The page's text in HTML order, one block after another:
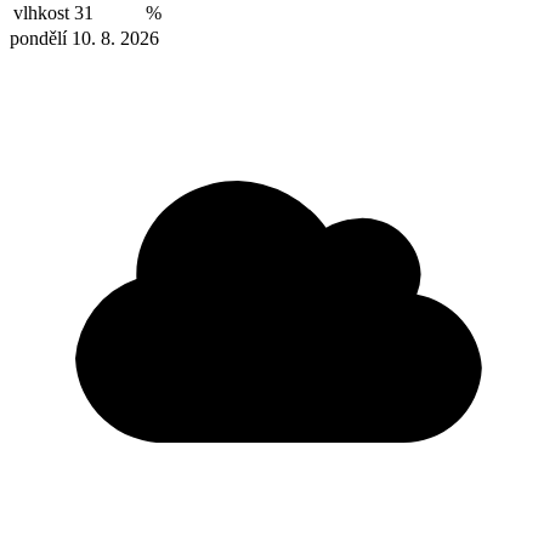
vlhkost 31
%
pondělí 10. 8. 2026